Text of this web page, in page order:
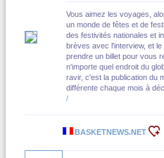
Vous aimez les voyages,
un monde de fêtes et de
des festivités nationales et
brèves avec l'interview, et
prendre un billet pour vous
n'importe quel endroit du
ravir, c'est la publication du
différente chaque mois à
/
BASKETNEWS.NET